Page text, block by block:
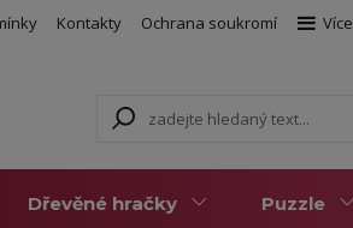
Kontakty Ochrana soukromí Více
Dřevěné hračky Puzzle